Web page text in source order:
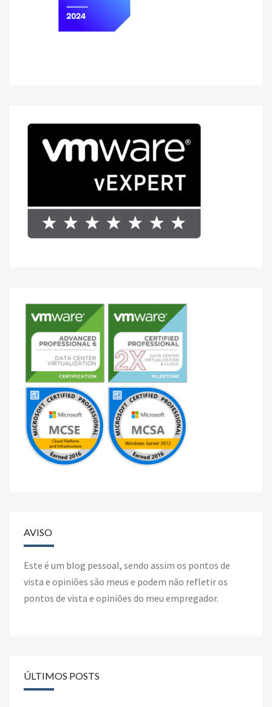
AVISO
Este é um blog pessoal, sendo assim os pontos de
vista e opiniões são meus e podem não refletir os
pontos de vista e opiniões do meu empregador.
ÚLTIMOS POSTS